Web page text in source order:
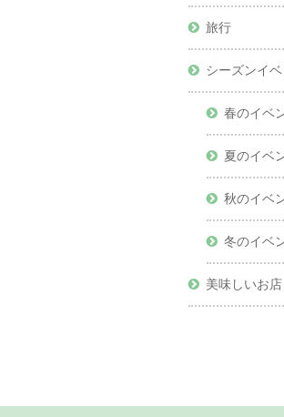
旅行
シーズンイ
春のイベ
夏のイベ
秋のイベ
冬のイベ
美味しいお店